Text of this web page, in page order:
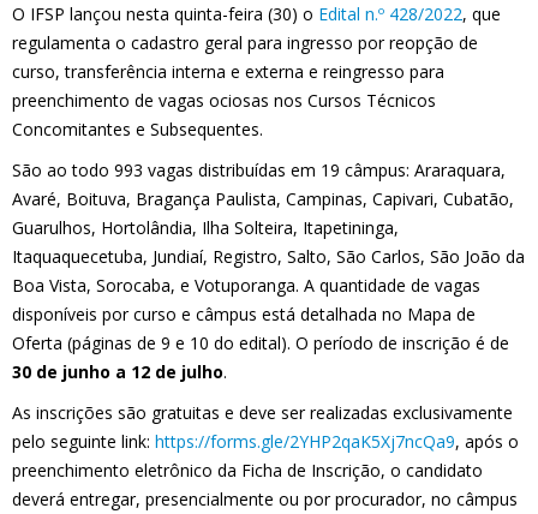
O IFSP lançou nesta quinta-feira (30) o Edital n.º 428/2022, que
regulamenta o cadastro geral para ingresso por reopção de
curso, transferência interna e externa e reingresso para
preenchimento de vagas ociosas nos Cursos Técnicos
Concomitantes e Subsequentes.
São ao todo 993 vagas distribuídas em 19 câmpus: Araraquara,
Avaré, Boituva, Bragança Paulista, Campinas, Capivari, Cubatão,
Guarulhos, Hortolândia, Ilha Solteira, Itapetininga,
Itaquaquecetuba, Jundiaí, Registro, Salto, São Carlos, São João da
Boa Vista, Sorocaba, e Votuporanga. A quantidade de vagas
disponíveis por curso e câmpus está detalhada no Mapa de
Oferta (páginas de 9 e 10 do edital). O período de inscrição é de
30 de junho a 12 de julho.
As inscrições são gratuitas e deve ser realizadas exclusivamente
pelo seguinte link: https://forms.gle/2YHP2qaK5Xj7ncQa9, após o
preenchimento eletrônico da Ficha de Inscrição, o candidato
deverá entregar, presencialmente ou por procurador, no câmpus